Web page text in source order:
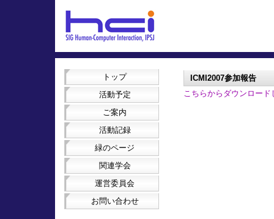
トップ
活動予定
ご案内
活動記録
緑のページ
関連学会
運営委員会
お問い合わせ
ICMI2007参加報告
こちらからダウンロード